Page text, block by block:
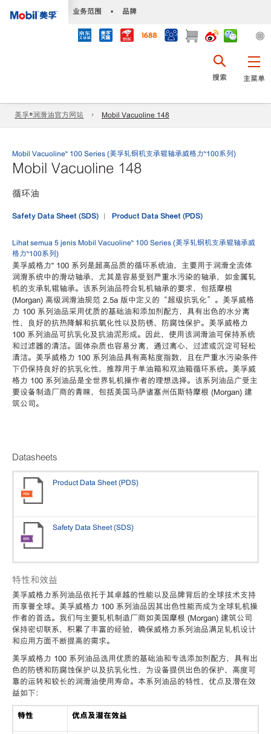
业务范围 • 品牌
主菜单
搜索
美孚®润滑油官方网站 Mobil Vacuoline 148
Mobil Vacuoline™ 100 Series (美孚轧钢机支承辊轴承威格力™100系列)
Mobil Vacuoline 148
循环油
Safety Data Sheet (SDS) Product Data Sheet (PDS)
Lihat semua 5 jenis Mobil Vacuoline™ 100 Series (美孚轧钢机支承辊轴承威
格力™100系列)
美孚威格力™ 100 系列是超高品质的循环系统油，主要用于润滑全流体
润滑系统中的滑动轴承，尤其是容易受到严重水污染的轴承，如金属轧
机的支承轧辊轴承。该系列油品符合轧机轴承的要求，包括摩根
(Morgan) 高级润滑油规范 2.5a 版中定义的“超级抗乳化”。美孚威格
力 100 系列油品采用优质的基础油和添加剂配方，具有出色的水分离
性、良好的抗热降解和抗氧化性以及防锈、防腐蚀保护。美孚威格力
100 系列油品可抗乳化及抗油泥形成。因此，使用该润滑油可保持系统
和过滤器的清洁。固体杂质也容易分离，通过离心、过滤或沉淀可轻松
清洁。美孚威格力 100 系列油品具有高粘度指数，且在严重水污染条件
下仍保持良好的抗乳化性，推荐用于单油箱和双油箱循环系统。美孚威
格力 100 系列油品是全世界轧机操作者的理想选择。该系列油品广受主
要设备制造厂商的青睐，包括美国马萨诸塞州伍斯特摩根 (Morgan) 建
筑公司。
Datasheets
Product Data Sheet (PDS)
Safety Data Sheet (SDS)
特性和效益
美孚威格力系列油品依托于其卓越的性能以及品牌背后的全球技术支持
而享誉全球。美孚威格力 100 系列油品因其出色性能而成为全球轧机操
作者的首选。我们与主要轧机制造厂商如美国摩根 (Morgan) 建筑公司
保持密切联系，积累了丰富的经验，确保威格力系列油品满足轧机设计
和应用方面不断提高的需求。
美孚威格力 100 系列油品选用优质的基础油和专选添加剂配方，具有出
色的防锈和防腐蚀保护以及抗乳化性，为设备提供出色的保护、高度可
靠的运转和较长的润滑油使用寿命。本系列油品的特性、优点及潜在效
益如下：
特性 优点及潜在效益